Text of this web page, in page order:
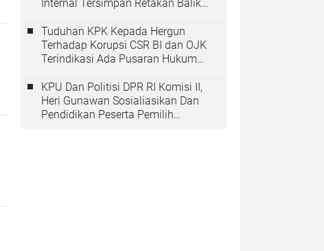
Internal Tersimpan Retakan Balik
Tuduhan KPK Kepada Hergun
Terhadap Korupsi CSR BI dan OJK
Terindikasi Ada Pusaran Hukum
KPU Dan Politisi DPR RI Komisi II,
Heri Gunawan Sosialiasikan Dan
Pendidikan Peserta Pemilih